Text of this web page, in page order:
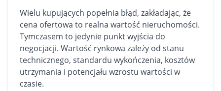
Wielu kupujących popełnia błąd, zakładając, że
cena ofertowa to realna wartość nieruchomości.
Tymczasem to jedynie punkt wyjścia do
negocjacji. Wartość rynkowa zależy od stanu
technicznego, standardu wykończenia, kosztów
utrzymania i potencjału wzrostu wartości w
czasie.